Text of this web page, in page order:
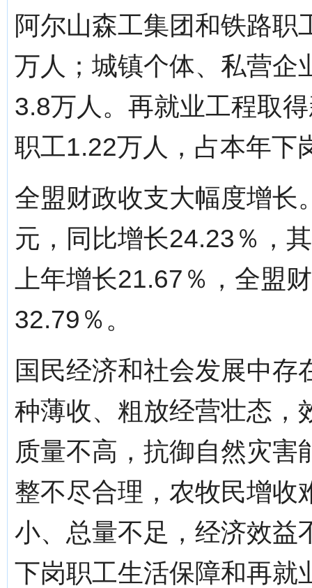
阿尔山森工集团和铁路
万人；城镇个体、私营企
3.8万人。再就业工程取
职工1.22万人，占本年下
全盟财政收支大幅度增长
元，同比增长24.23％，
上年增长21.67％，全盟
32.79％。
国民经济和社会发展中
种薄收、粗放经营壮态，
质量不高，抗御自然灾
整不尽合理，农牧民增收
小、总量不足，经济效益
下岗职工生活保障和再就